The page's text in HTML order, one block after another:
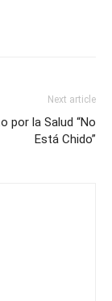
Next article
por la Salud “No
Está Chido”